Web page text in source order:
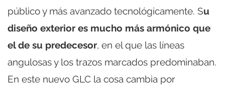
público y más avanzado tecnológicamente. Su
diseño exterior es mucho más armónico que
el de su predecesor, en el que las líneas
angulosas y los trazos marcados predominaban.
En este nuevo GLC la cosa cambia por